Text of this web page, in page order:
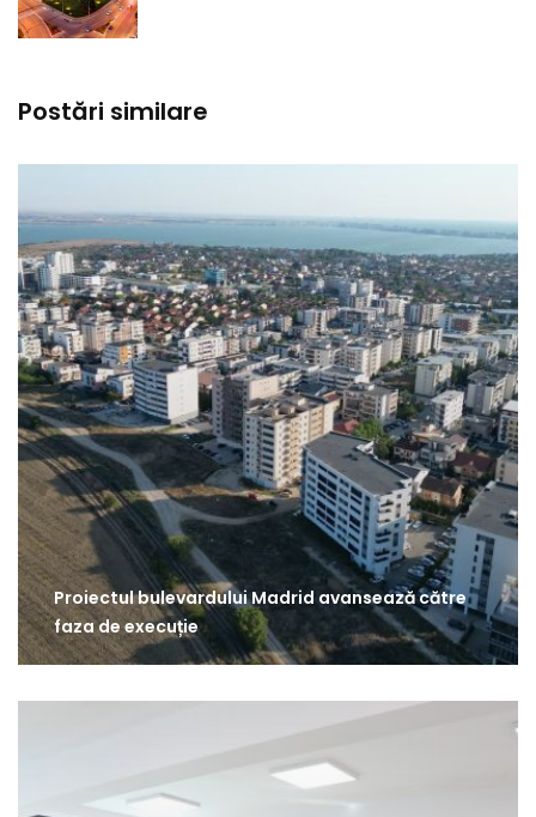
Postări similare
Proiectul bulevardului Madrid avansează către
faza de execuție